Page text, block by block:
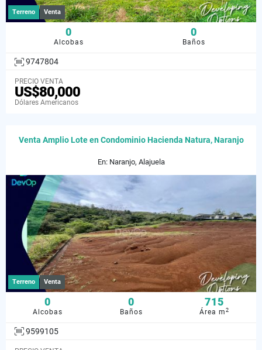
Terreno Venta
0
Alcobas
0
Baños
9747804
PRECIO VENTA
US$80,000
Dólares Americanos
Venta Amplio Lote en Condominio Hacienda Natura, Naranjo
En: Naranjo, Alajuela
Terreno Venta
0
Alcobas
0
Baños
715
Área m2
9599105